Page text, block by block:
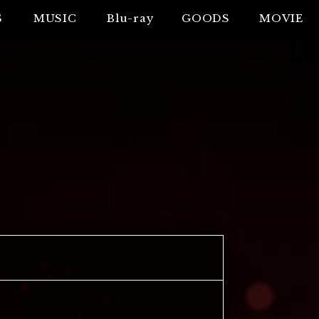
MUSIC Blu-ray GOODS MOVIE